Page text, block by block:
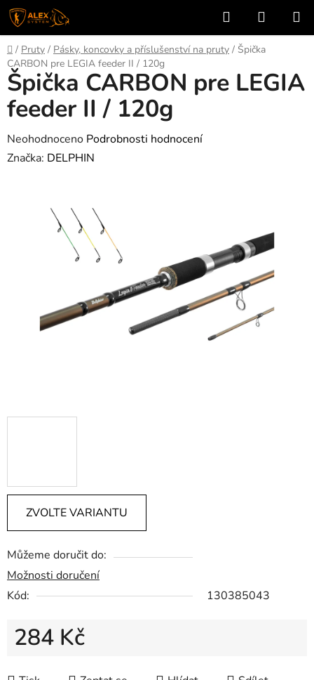
Přejít
na
obsah
Hledat
KOŠÍK
Domů
/ Pruty / Pásky, koncovky a příslušenství na pruty / Špička
CARBON pre LEGIA feeder II / 120g
ZVOLTE VARIANTU
Můžeme doručit do:
Možnosti doručení
Kód:
130385043
284 Kč
Špička CARBON pre LEGIA
feeder II / 120g
Průměrné
hodnocení
Neohodnoceno Podrobnosti hodnocení
Značka: DELPHIN